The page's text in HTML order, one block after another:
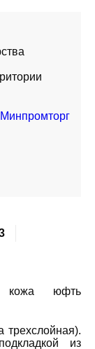
кожа юфть
трехслойная).
из